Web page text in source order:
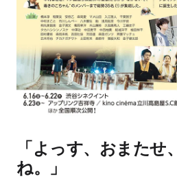
「よっす、おまたせ
ね。」